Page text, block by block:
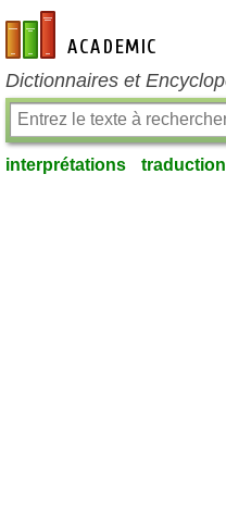
fr-academic.com
Dictionnaires et
interprétations